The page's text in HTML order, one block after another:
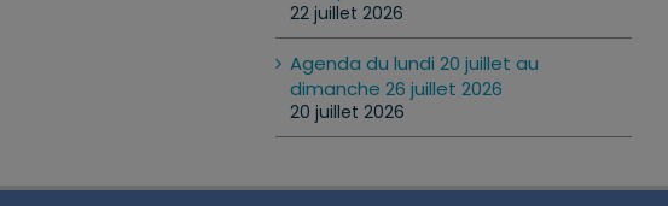
22 juillet 2026
Agenda du lundi 20 juillet au
dimanche 26 juillet 2026
20 juillet 2026